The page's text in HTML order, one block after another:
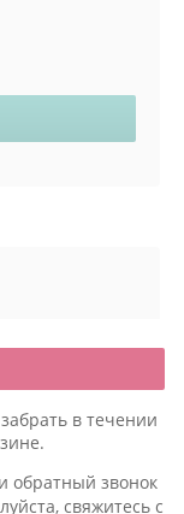
в течении
обратный звонок
свяжитесь с